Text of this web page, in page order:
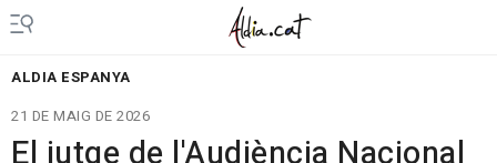
ALDIA ESPANYA
21 DE MAIG DE 2026